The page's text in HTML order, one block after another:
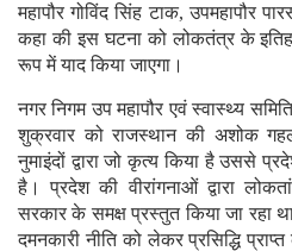
महापौर गोविंद सिंह टाक, उपमहापौर
कहा की इस घटना को लोकतंत्र के
रूप में याद किया जाएगा।
नगर निगम उप महापौर एवं स्वास्थ्य
शुक्रवार को राजस्थान की अशोक
नुमाइंदों द्वारा जो कृत्य किया है उससे
है। प्रदेश की वीरांगनाओं द्वारा
सरकार के समक्ष प्रस्तुत किया जा रहा
दमनकारी नीति को लेकर प्रसिद्धि